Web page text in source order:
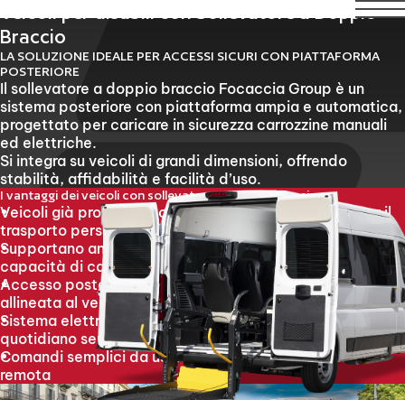
compresi. Il servizio di assistenza tecnica rimarrà
Veicoli per disabili con Sollevatore a Doppio
Braccio
LA SOLUZIONE IDEALE PER ACCESSI SICURI CON PIATTAFORMA
POSTERIORE
Il sollevatore a doppio braccio Focaccia Group è un
sistema posteriore con piattaforma ampia e automatica,
progettato per caricare in sicurezza carrozzine manuali
ed elettriche.
Si integra su veicoli di grandi dimensioni, offrendo
stabilità, affidabilità e facilità d’uso.
I vantaggi dei veicoli con sollevatore a doppio braccio
Veicoli già pronti all’uso, con sollevatore integrato per il
trasporto persone con disabilità
Supportano anche carrozzine elettriche grazie all’elevata
capacità di carico
Accesso posteriore sicuro, con piattaforma stabile e
allineata al veicolo
Sistema elettroidraulico intuitivo, progettato per un uso
quotidiano senza complicazioni
Comandi semplici da usare: a bordo o con pulsantiera
remota